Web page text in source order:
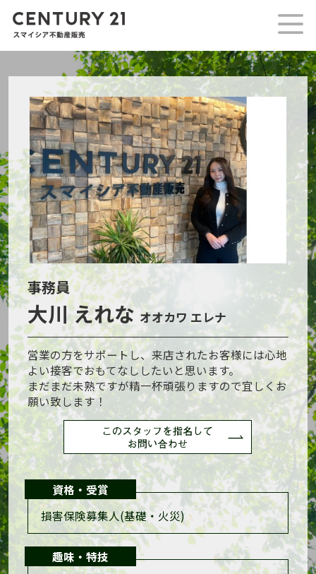
事務員
大川 えれなオオカワ エレナ
営業の方をサポートし、来店されたお客様には心地
よい接客でおもてなししたいと思います。
まだまだ未熟ですが精一杯頑張りますので宜しくお
願い致します！
資格・受賞
損害保険募集人(基礎・火災)
趣味・特技